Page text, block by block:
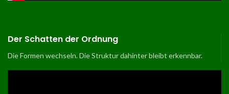
Der Schatten der Ordnung
Die Formen wechseln. Die Struktur dahinter bleibt erkennbar.